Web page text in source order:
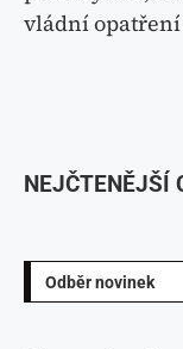
vládní opatření
Odběr novinek
NEJČTENĚJŠÍ